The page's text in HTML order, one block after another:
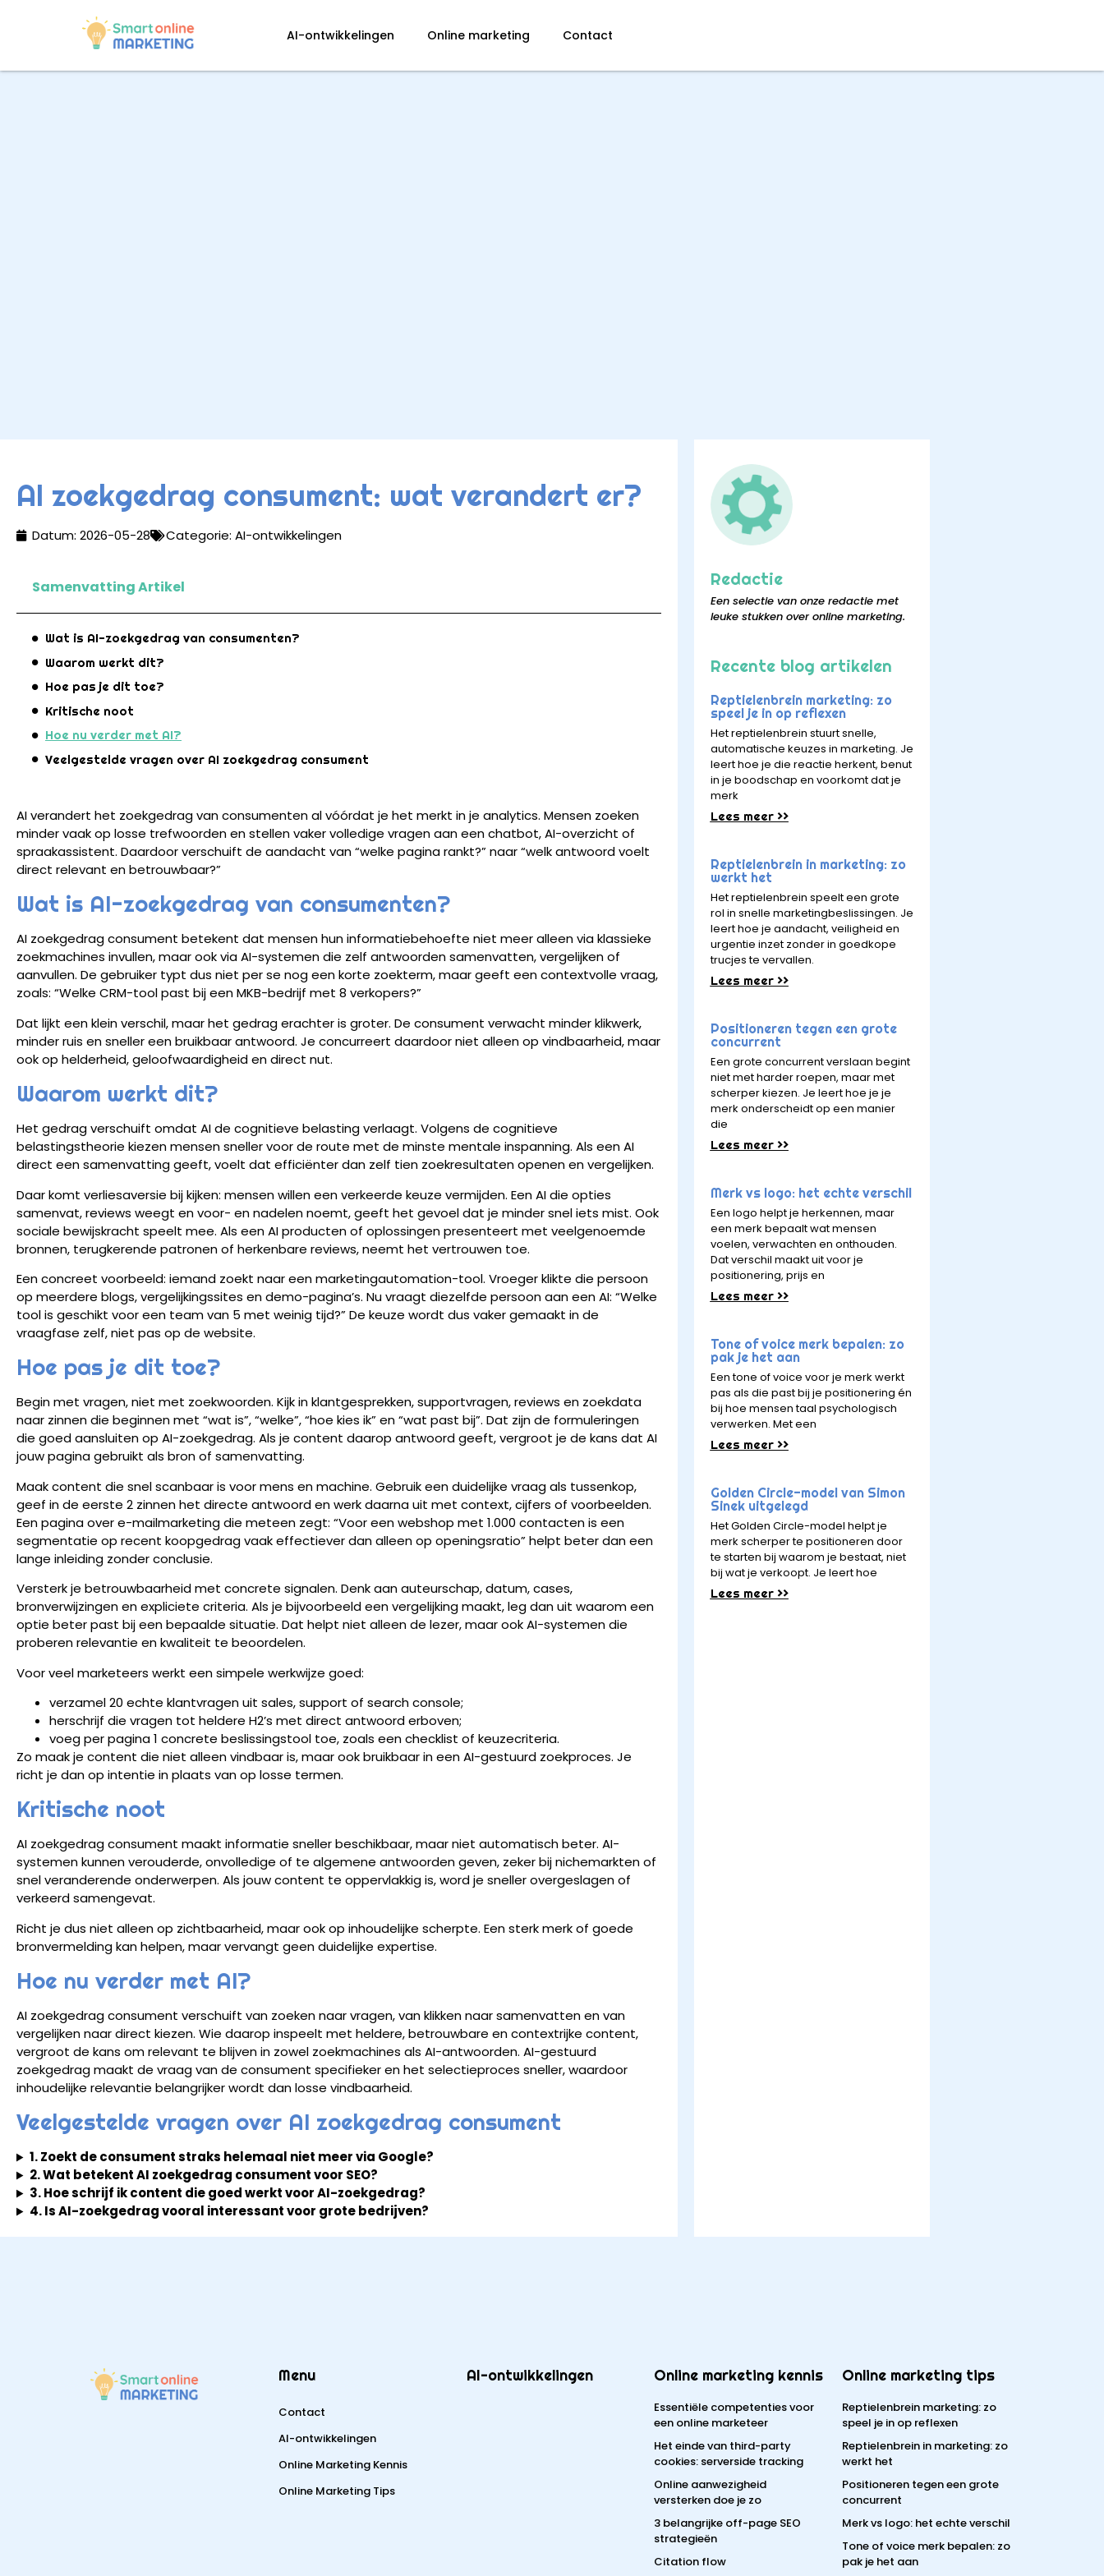
AI-ontwikkelingen Online marketing Contact
AI zoekgedrag consument: wat verandert er?
Datum: 2026-05-28 Categorie: AI-ontwikkelingen
Samenvatting Artikel
Wat is AI-zoekgedrag van consumenten?
Waarom werkt dit?
Hoe pas je dit toe?
Kritische noot
Hoe nu verder met AI?
Veelgestelde vragen over AI zoekgedrag consument
AI verandert het zoekgedrag van consumenten al vóórdat je het merkt in je analytics. Mensen zoeken
minder vaak op losse trefwoorden en stellen vaker volledige vragen aan een chatbot, AI-overzicht of
spraakassistent. Daardoor verschuift de aandacht van “welke pagina rankt?” naar “welk antwoord voelt
direct relevant en betrouwbaar?”
Wat is AI-zoekgedrag van consumenten?
AI zoekgedrag consument betekent dat mensen hun informatiebehoefte niet meer alleen via klassieke
zoekmachines invullen, maar ook via AI-systemen die zelf antwoorden samenvatten, vergelijken of
aanvullen. De gebruiker typt dus niet per se nog een korte zoekterm, maar geeft een contextvolle vraag,
zoals: “Welke CRM-tool past bij een MKB-bedrijf met 8 verkopers?”
Dat lijkt een klein verschil, maar het gedrag erachter is groter. De consument verwacht minder klikwerk,
minder ruis en sneller een bruikbaar antwoord. Je concurreert daardoor niet alleen op vindbaarheid, maar
ook op helderheid, geloofwaardigheid en direct nut.
Waarom werkt dit?
Het gedrag verschuift omdat AI de cognitieve belasting verlaagt. Volgens de cognitieve
belastingstheorie kiezen mensen sneller voor de route met de minste mentale inspanning. Als een AI
direct een samenvatting geeft, voelt dat efficiënter dan zelf tien zoekresultaten openen en vergelijken.
Daar komt verliesaversie bij kijken: mensen willen een verkeerde keuze vermijden. Een AI die opties
samenvat, reviews weegt en voor- en nadelen noemt, geeft het gevoel dat je minder snel iets mist. Ook
sociale bewijskracht speelt mee. Als een AI producten of oplossingen presenteert met veelgenoemde
bronnen, terugkerende patronen of herkenbare reviews, neemt het vertrouwen toe.
Een concreet voorbeeld: iemand zoekt naar een marketingautomation-tool. Vroeger klikte die persoon
op meerdere blogs, vergelijkingssites en demo-pagina’s. Nu vraagt diezelfde persoon aan een AI: “Welke
tool is geschikt voor een team van 5 met weinig tijd?” De keuze wordt dus vaker gemaakt in de
vraagfase zelf, niet pas op de website.
Hoe pas je dit toe?
Begin met vragen, niet met zoekwoorden. Kijk in klantgesprekken, supportvragen, reviews en zoekdata
naar zinnen die beginnen met “wat is”, “welke”, “hoe kies ik” en “wat past bij”. Dat zijn de formuleringen
die goed aansluiten op AI-zoekgedrag. Als je content daarop antwoord geeft, vergroot je de kans dat AI
jouw pagina gebruikt als bron of samenvatting.
Maak content die snel scanbaar is voor mens en machine. Gebruik een duidelijke vraag als tussenkop,
geef in de eerste 2 zinnen het directe antwoord en werk daarna uit met context, cijfers of voorbeelden.
Een pagina over e-mailmarketing die meteen zegt: “Voor een webshop met 1.000 contacten is een
segmentatie op recent koopgedrag vaak effectiever dan alleen op openingsratio” helpt beter dan een
lange inleiding zonder conclusie.
Versterk je betrouwbaarheid met concrete signalen. Denk aan auteurschap, datum, cases,
bronverwijzingen en expliciete criteria. Als je bijvoorbeeld een vergelijking maakt, leg dan uit waarom een
optie beter past bij een bepaalde situatie. Dat helpt niet alleen de lezer, maar ook AI-systemen die
proberen relevantie en kwaliteit te beoordelen.
Voor veel marketeers werkt een simpele werkwijze goed:
verzamel 20 echte klantvragen uit sales, support of search console;
herschrijf die vragen tot heldere H2’s met direct antwoord erboven;
voeg per pagina 1 concrete beslissingstool toe, zoals een checklist of keuzecriteria.
Zo maak je content die niet alleen vindbaar is, maar ook bruikbaar in een AI-gestuurd zoekproces. Je
richt je dan op intentie in plaats van op losse termen.
Kritische noot
AI zoekgedrag consument maakt informatie sneller beschikbaar, maar niet automatisch beter. AI-
systemen kunnen verouderde, onvolledige of te algemene antwoorden geven, zeker bij nichemarkten of
snel veranderende onderwerpen. Als jouw content te oppervlakkig is, word je sneller overgeslagen of
verkeerd samengevat.
Richt je dus niet alleen op zichtbaarheid, maar ook op inhoudelijke scherpte. Een sterk merk of goede
bronvermelding kan helpen, maar vervangt geen duidelijke expertise.
Hoe nu verder met AI?
AI zoekgedrag consument verschuift van zoeken naar vragen, van klikken naar samenvatten en van
vergelijken naar direct kiezen. Wie daarop inspeelt met heldere, betrouwbare en contextrijke content,
vergroot de kans om relevant te blijven in zowel zoekmachines als AI-antwoorden. AI-gestuurd
zoekgedrag maakt de vraag van de consument specifieker en het selectieproces sneller, waardoor
inhoudelijke relevantie belangrijker wordt dan losse vindbaarheid.
Veelgestelde vragen over AI zoekgedrag consument
1. Zoekt de consument straks helemaal niet meer via Google?
2. Wat betekent AI zoekgedrag consument voor SEO?
3. Hoe schrijf ik content die goed werkt voor AI-zoekgedrag?
4. Is AI-zoekgedrag vooral interessant voor grote bedrijven?
Redactie
Een selectie van onze redactie met
leuke stukken over online marketing.
Recente blog artikelen
Reptielenbrein marketing: zo
speel je in op reflexen
Het reptielenbrein stuurt snelle,
automatische keuzes in marketing. Je
leert hoe je die reactie herkent, benut
in je boodschap en voorkomt dat je
merk
Lees meer >>
Reptielenbrein in marketing: zo
werkt het
Het reptielenbrein speelt een grote
rol in snelle marketingbeslissingen. Je
leert hoe je aandacht, veiligheid en
urgentie inzet zonder in goedkope
trucjes te vervallen.
Lees meer >>
Positioneren tegen een grote
concurrent
Een grote concurrent verslaan begint
niet met harder roepen, maar met
scherper kiezen. Je leert hoe je je
merk onderscheidt op een manier
die
Lees meer >>
Merk vs logo: het echte verschil
Een logo helpt je herkennen, maar
een merk bepaalt wat mensen
voelen, verwachten en onthouden.
Dat verschil maakt uit voor je
positionering, prijs en
Lees meer >>
Tone of voice merk bepalen: zo
pak je het aan
Een tone of voice voor je merk werkt
pas als die past bij je positionering én
bij hoe mensen taal psychologisch
verwerken. Met een
Lees meer >>
Golden Circle-model van Simon
Sinek uitgelegd
Het Golden Circle-model helpt je
merk scherper te positioneren door
te starten bij waarom je bestaat, niet
bij wat je verkoopt. Je leert hoe
Lees meer >>
Menu
Contact
AI-ontwikkelingen
Online Marketing Kennis
Online Marketing Tips
AI-ontwikkelingen Online marketing kennis
Essentiële competenties voor
een online marketeer
Het einde van third-party
cookies: serverside tracking
Online aanwezigheid
versterken doe je zo
3 belangrijke off-page SEO
strategieën
Citation flow
Online marketing tips
Reptielenbrein marketing: zo
speel je in op reflexen
Reptielenbrein in marketing: zo
werkt het
Positioneren tegen een grote
concurrent
Merk vs logo: het echte verschil
Tone of voice merk bepalen: zo
pak je het aan